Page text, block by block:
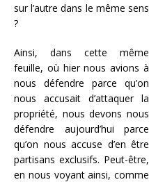
sur l’autre dans le même sens
?
Ainsi, dans cette même
feuille, où hier nous avions à
nous défendre parce qu’on
nous accusait d’attaquer la
propriété, nous devons nous
défendre aujourd’hui parce
qu’on nous accuse d’en être
partisans exclusifs. Peut-être,
en nous voyant ainsi, comme